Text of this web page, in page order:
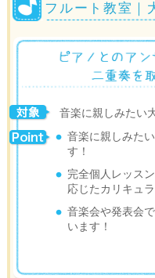
フルート教室｜
音楽に親しみたい
音楽に親しみた
す！
完全個人レッス
応じたカリキュ
音楽会や発表会
います！